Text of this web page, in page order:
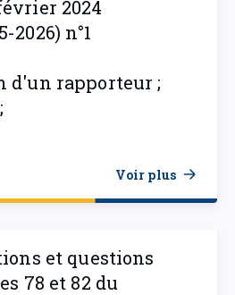
2024
2026) n°1
d'un rapporteur ;
Voir plus
et questions
78 et 82 du